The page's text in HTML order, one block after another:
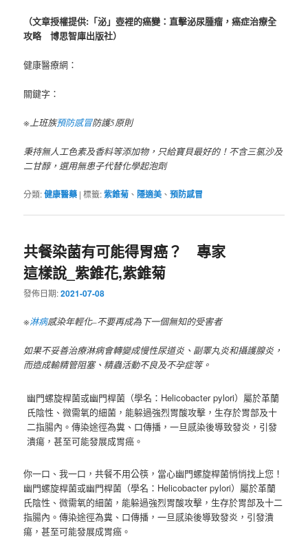
（文章授權提供:「泌」壺裡的癌變：直擊泌尿腫瘤，癌症治療全
攻略 博思智庫出版社）
健康醫療網：
關鍵字：
※上班族預防感冒防護5原則
秉持無人工色素及香料等添加物，只給寶貝最好的！不含三氯沙及
二甘醇，選用無患子代替化學起泡劑
分類:健康醫藥 |標籤:紫錐菊 、 隱適美 、預防感冒
共餐染菌有可能得胃癌？ 專家
這樣說_紫錐花,紫錐菊
發佈日期:2021-07-08
※淋病感染年輕化–不要再成為下一個無知的受害者
如果不妥善治療淋病會轉變成慢性尿道炎、副睪丸炎和攝護腺炎，
而造成輸精管阻塞、精蟲活動不良及不孕症等。
幽門螺旋桿菌或幽門桿菌（學名：Helicobacter pylori）屬於革蘭
氏陰性、微需氧的細菌，能躲過強烈胃酸攻擊，生存於胃部及十
二指腸內。傳染途徑為糞、口傳播，一旦感染後導致發炎，引發
潰瘍，甚至可能發展成胃癌。
你一口、我一口，共餐不用公筷，當心幽門螺旋桿菌悄悄找上您！
幽門螺旋桿菌或幽門桿菌（學名：Helicobacter pylori）屬於革蘭
氏陰性、微需氧的細菌，能躲過強烈胃酸攻擊，生存於胃部及十二
指腸內。傳染途徑為糞、口傳播，一旦感染後導致發炎，引發潰
瘍，甚至可能發展成胃癌。